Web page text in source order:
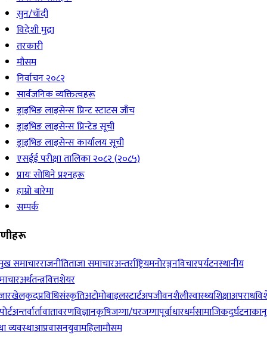
सुन/चाँदी
विदेशी मुद्रा
तरकारी
मौसम
निर्वाचन २०८२
सार्वजनिक व्यक्तित्वहरू
ड्राइभिङ लाइसेन्स प्रिन्ट स्टाटस जाँच
ड्राइभिङ लाइसेन्स प्रिन्टेड सूची
ड्राइभिङ लाइसेन्स कार्यालय सूची
एसईई परीक्षा तालिका २०८२ (२०८५)
प्रायः सोधिने प्रश्‍नहरू
हाम्रो बारेमा
सम्पर्क
समाचारराजनीतिताजा समाचारअन्तर्राष्ट्रियमनोरञ्जनविचारपर्यटनस्थानीय
अर्थतन्त्रवित्तशेयर
खेलकुदप्रविधिसंस्कृतिअटोमोबाइलस्टार्टअपजीवनशैलीस्वास्थ्यशिक्षाअपराध
अन्तर्वार्तावातावरणविज्ञानकृषिजग्गा/घरजग्गापूर्वाधारधर्मसामाजिकदुर्घटना
व्यवस्थाआप्रवासनयुवामहिलामौसम